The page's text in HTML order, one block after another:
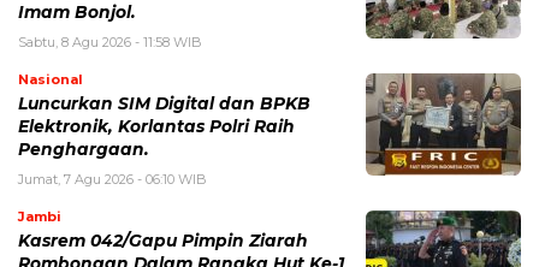
Imam Bonjol.
Sabtu, 8 Agu 2026 - 11:58 WIB
Nasional
Luncurkan SIM Digital dan BPKB
Elektronik, Korlantas Polri Raih
Penghargaan.
Jumat, 7 Agu 2026 - 06:10 WIB
Jambi
Kasrem 042/Gapu Pimpin Ziarah
Rombongan Dalam Rangka Hut Ke-1